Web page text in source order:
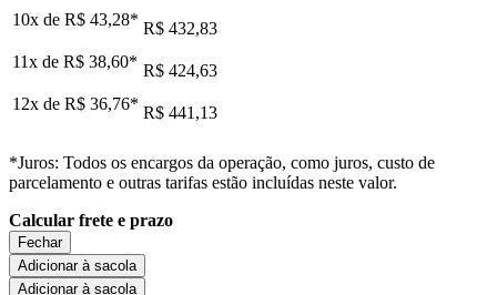
10x de R$ 43,28* R$ 432,83
11x de R$ 38,60* R$ 424,63
12x de R$ 36,76* R$ 441,13
*Juros: Todos os encargos da operação, como juros, custo de
parcelamento e outras tarifas estão incluídas neste valor.
Calcular frete e prazo
Fechar
Adicionar à sacola
Adicionar à sacola